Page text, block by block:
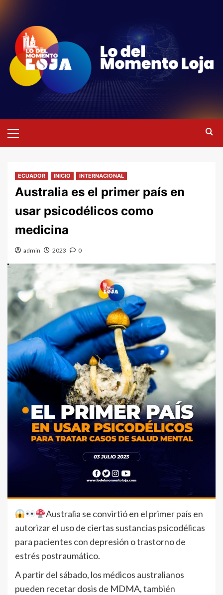
contenido
primario
ECUADOR INICIO INTERNACIONAL
Australia es el primer país en
usar psicodélicos como
medicina
admin 2023 0
Australia se convirtió en el primer país en
autorizar el uso de ciertas sustancias psicodélicas
para pacientes con depresión o trastorno de
estrés postraumático.
A partir del sábado, los médicos australianos
pueden recetar dosis de MDMA, también